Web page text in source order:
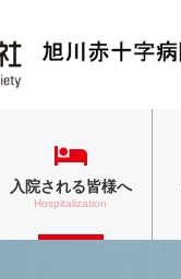
入院される皆様へ
Hospitalization